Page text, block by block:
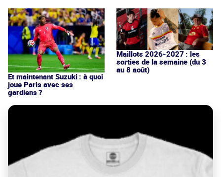
Et maintenant Suzuki : à quoi
joue Paris avec ses
gardiens ?
Maillots 2026-2027 : les
sorties de la semaine (du 3
au 8 août)